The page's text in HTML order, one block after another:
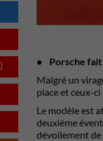
• Porsche fait
Malgré un
place et ceux-
Le modèle est
deuxième
dévoilement